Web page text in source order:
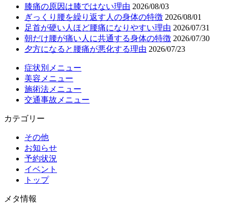
膝痛の原因は膝ではない理由 2026/08/03
ぎっくり腰を繰り返す人の身体の特徴 2026/08/01
足首が硬い人ほど腰痛になりやすい理由 2026/07/31
朝だけ腰が痛い人に共通する身体の特徴 2026/07/30
夕方になると腰痛が悪化する理由 2026/07/23
症状別メニュー
美容メニュー
施術法メニュー
交通事故メニュー
カテゴリー
その他
お知らせ
予約状況
イベント
トップ
メタ情報